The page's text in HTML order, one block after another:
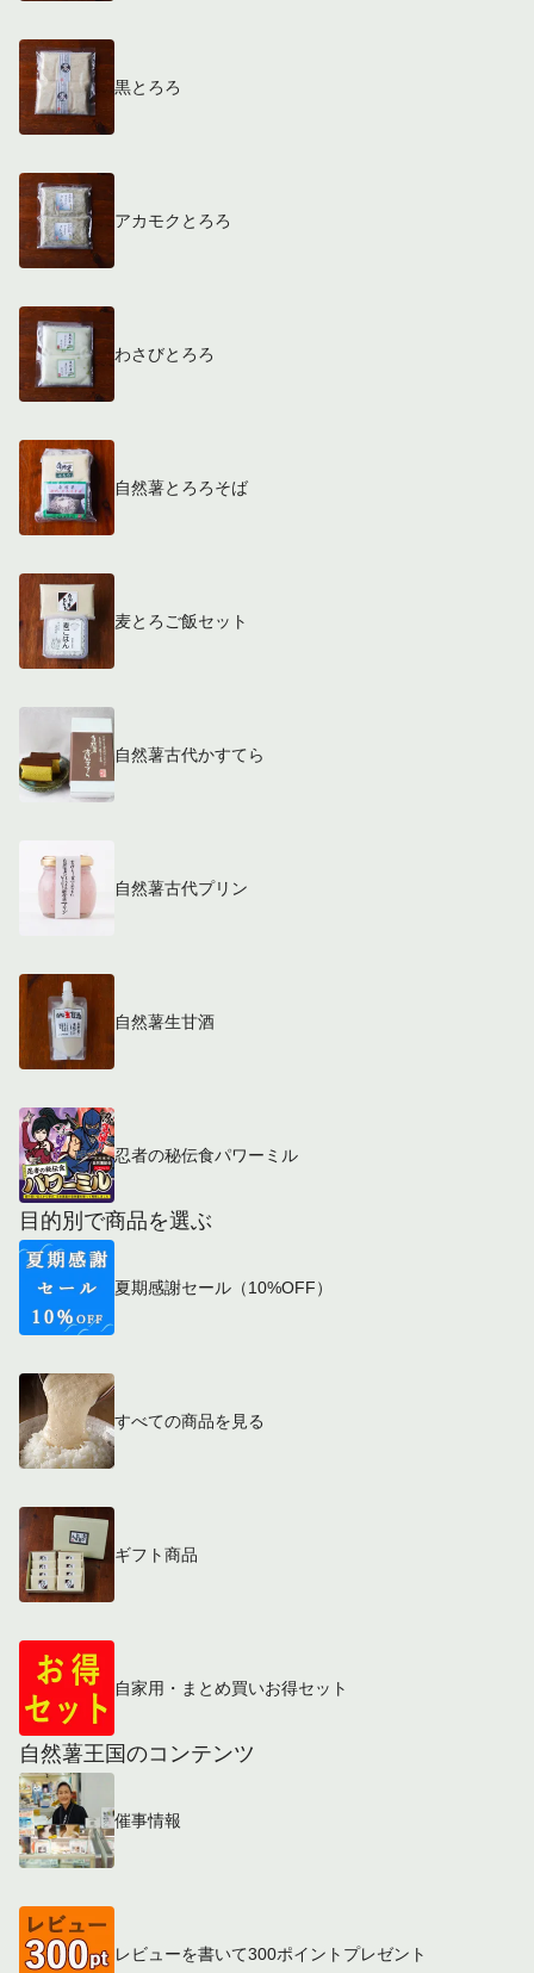
黒とろろ
アカモクとろろ
わさびとろろ
自然薯とろろそば
麦とろご飯セット
自然薯古代かすてら
自然薯古代プリン
自然薯生甘酒
忍者の秘伝食パワーミル
目的別で商品を選ぶ
夏期感謝セール（10%OFF）
すべての商品を見る
ギフト商品
自家用・まとめ買いお得セット
自然薯王国のコンテンツ
催事情報
レビューを書いて300ポイントプレゼント